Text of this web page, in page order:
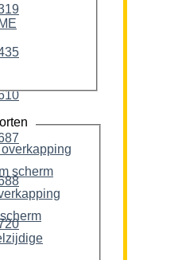
val-arm scherm
overkapping
uitval scherm